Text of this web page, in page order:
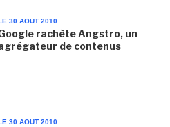
30 AOUT 2010
rachète Angstro, un
de contenus
30 AOUT 2010